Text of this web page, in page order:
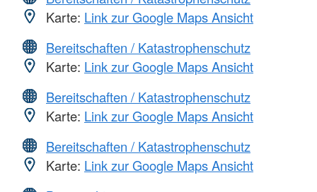
Karte: Link zur Google Maps Ansicht
Bereitschaften / Katastrophenschutz
Karte: Link zur Google Maps Ansicht
Bereitschaften / Katastrophenschutz
Karte: Link zur Google Maps Ansicht
Bereitschaften / Katastrophenschutz
Karte: Link zur Google Maps Ansicht